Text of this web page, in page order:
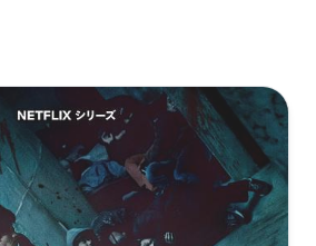
][全36集][国语配音+中文字
DL.H265.HDR.60fps.DDP5.1-
语音轨+简繁英字